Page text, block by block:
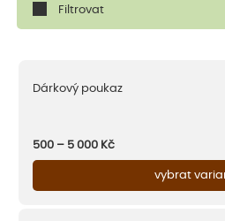
Filtrovat
Dárkový poukaz
500 – 5 000 Kč
vybrat